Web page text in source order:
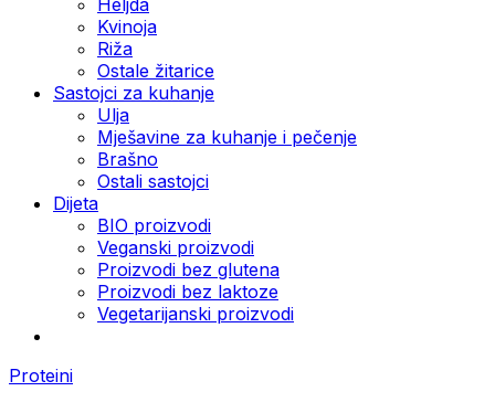
Kvinoja
Riža
Ostale žitarice
Sastojci za kuhanje
Ulja
Mješavine za kuhanje i pečenje
Brašno
Ostali sastojci
Dijeta
BIO proizvodi
Veganski proizvodi
Proizvodi bez glutena
Proizvodi bez laktoze
Vegetarijanski proizvodi
Proteini